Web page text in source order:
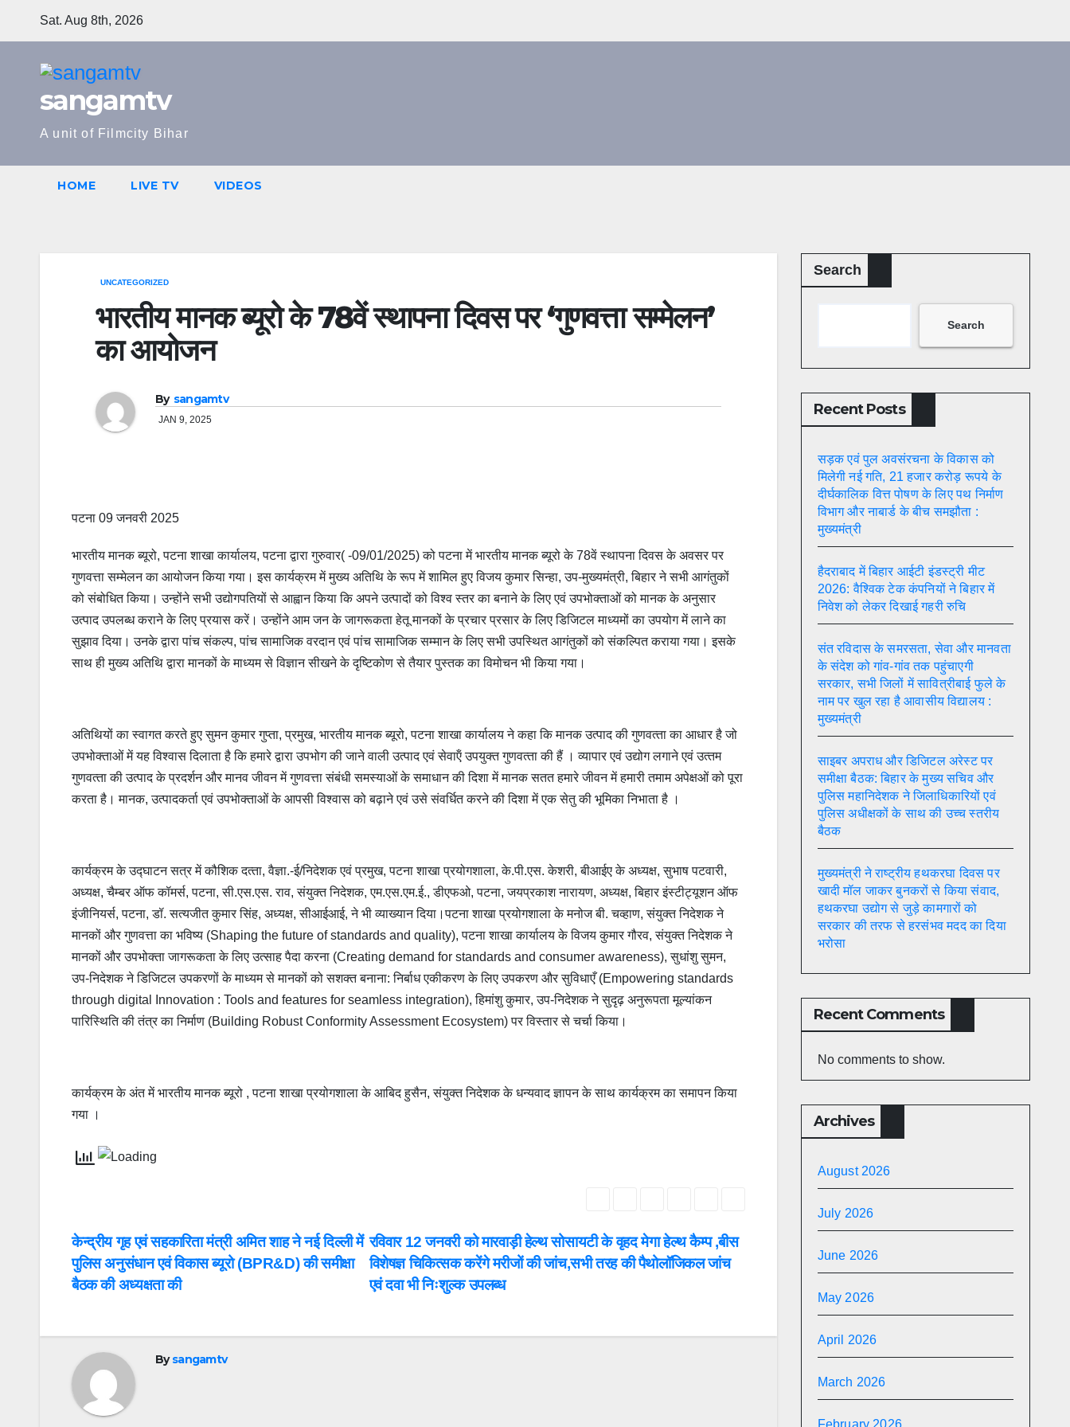
Sat. Aug 8th, 2026
sangamtv
A unit of Filmcity Bihar
HOME LIVE TV VIDEOS
UNCATEGORIZED
भारतीय मानक ब्‍यूरो के 78वें स्‍थापना दिवस पर ‘गुणवत्ता सम्मेलन’
का आयोजन
By sangamtv
JAN 9, 2025
पटना 09 जनवरी 2025
भारतीय मानक ब्‍यूरो, पटना शाखा कार्यालय, पटना द्वारा गुरुवार( -09/01/2025) को पटना में भारतीय मानक ब्‍यूरो के 78वें स्‍थापना दिवस के अवसर पर
गुणवत्ता सम्मेलन का आयोजन किया गया। इस कार्यक्रम में मुख्‍य अतिथि के रूप में शामिल हुए विजय कुमार सिन्‍हा, उप-मुख्यमंत्री, बिहार ने सभी आगंतुकों
को संबोधित किया। उन्‍होंने सभी उद्योगपतियों से आह्वान किया कि अपने उत्‍पादों को विश्‍व स्‍तर का बनाने के लिए एवं उपभोक्‍ताओं को मानक के अनुसार
उत्‍पाद उपलब्‍ध कराने के लिए प्रयास करें। उन्होंने आम जन के जागरूकता हेतू मानकों के प्रचार प्रसार के लिए डिजिटल माध्‍यमों का उपयोग में लाने का
सुझाव दिया। उनके द्वारा पांच संकल्‍प, पांच सामाजिक वरदान एवं पांच सामाजिक सम्‍मान के लिए सभी उपस्थित आगंतुकों को संकल्पित कराया गया। इसके
साथ ही मुख्‍य अतिथि द्वारा मानकों के माध्‍यम से विज्ञान सीखने के दृष्टिकोण से तैयार पुस्‍तक का विमोचन भी किया गया।
अतिथियों का स्‍वागत करते हुए सुमन कुमार गुप्‍ता, प्रमुख, भारतीय मानक ब्‍यूरो, पटना शाखा कार्यालय ने कहा कि मानक उत्‍पाद की गुणवत्‍ता का आधार है जो
उपभोक्‍ताओं में यह विश्‍वास दिलाता है कि हमारे द्वारा उपभोग की जाने वाली उत्‍पाद एवं सेवाऍं उपयुक्‍त गुणवत्‍ता की हैं । व्‍यापार एवं उद्योग लगाने एवं उत्‍तम
गुणवत्‍ता की उत्‍पाद के प्रदर्शन और मानव जीवन में गुणवत्ता संबंधी समस्‍याओं के समाधान की दिशा में मानक सतत हमारे जीवन में हमारी तमाम अपेक्षओं को पूरा
करता है। मानक, उत्‍पादकर्ता एवं उपभोक्‍ताओं के आपसी विश्‍वास को बढ़ाने एवं उसे संवर्धित करने की दिशा में एक सेतु की भूमिका निभाता है ।
कार्यक्रम के उद्घाटन सत्र में कौशिक दत्‍ता, वैज्ञा.-ई/निदेशक एवं प्रमुख, पटना शाखा प्रयोगशाला, के.पी.एस. केशरी, बीआईए के अध्यक्ष, सुभाष पटवारी,
अध्‍यक्ष, चैम्‍बर ऑफ कॉमर्स, पटना, सी.एस.एस. राव, संयुक्‍त निदेशक, एम.एस.एम.ई., डीएफओ, पटना, जयप्रकाश नारायण, अध्‍यक्ष, बिहार इंस्टीट्यूशन ऑफ
इंजीनियर्स, पटना, डॉ. सत्‍यजीत कुमार सिंह, अध्‍यक्ष, सीआईआई, ने भी व्‍याख्‍यान दिया।पटना शाखा प्रयोगशाला के मनोज बी. चव्‍हाण, संयुक्‍त निदेशक ने
मानकों और गुणवत्ता का भविष्य (Shaping the future of standards and quality), पटना शाखा कार्यालय के विजय कुमार गौरव, संयुक्‍त निदेशक ने
मानकों और उपभोक्ता जागरूकता के लिए उत्‍साह पैदा करना (Creating demand for standards and consumer awareness), सुधांशु सुमन,
उप-निदेशक ने डिजिटल उपकरणों के माध्यम से मानकों को सशक्त बनाना: निर्बाध एकीकरण के लिए उपकरण और सुविधाएँ (Empowering standards
through digital Innovation : Tools and features for seamless integration), हिमांशु कुमार, उप-निदेशक ने सुदृढ़ अनुरूपता मूल्यांकन
पारिस्थिति की तंत्र का निर्माण (Building Robust Conformity Assessment Ecosystem) पर विस्‍तार से चर्चा किया।
कार्यक्रम के अंत में भारतीय मानक ब्‍यूरो , पटना शाखा प्रयोगशाला के आबिद हुसैन, संयुक्‍त निदेशक के धन्‍यवाद ज्ञापन के साथ कार्यक्रम का समापन किया
गया ।
Post
navigation
रविवार 12 जनवरी को मारवाड़ी हेल्थ सोसायटी के वृहद मेगा हेल्थ कैम्प ,बीस
विशेषज्ञ चिकित्सक करेंगे मरीजों की जांच,सभी तरह की पैथोलॉजिकल जांच
एवं दवा भी निःशुल्क उपलब्ध
केन्द्रीय गृह एवं सहकारिता मंत्री अमित शाह ने नई दिल्ली में
पुलिस अनुसंधान एवं विकास ब्यूरो (BPR&D) की समीक्षा
बैठक की अध्यक्षता की
Bysangamtv
Search
Search
Recent Posts
सड़क एवं पुल अवसंरचना के विकास को
मिलेगी नई गति, 21 हजार करोड़ रूपये के
दीर्घकालिक वित्त पोषण के लिए पथ निर्माण
विभाग और नाबार्ड के बीच समझौता :
मुख्यमंत्री
हैदराबाद में बिहार आईटी इंडस्ट्री मीट
2026: वैश्विक टेक कंपनियों ने बिहार में
निवेश को लेकर दिखाई गहरी रुचि
संत रविदास के समरसता, सेवा और मानवता
के संदेश को गांव-गांव तक पहुंचाएगी
सरकार, सभी जिलों में सावित्रीबाई फुले के
नाम पर खुल रहा है आवासीय विद्यालय :
मुख्यमंत्री
साइबर अपराध और डिजिटल अरेस्ट पर
समीक्षा बैठक: बिहार के मुख्य सचिव और
पुलिस महानिदेशक ने जिलाधिकारियों एवं
पुलिस अधीक्षकों के साथ की उच्च स्तरीय
बैठक
मुख्यमंत्री ने राष्ट्रीय हथकरघा दिवस पर
खादी मॉल जाकर बुनकरों से किया संवाद,
हथकरघा उद्योग से जुड़े कामगारों को
सरकार की तरफ से हरसंभव मदद का दिया
भरोसा
Recent Comments
No comments to show.
Archives
August 2026
July 2026
June 2026
May 2026
April 2026
March 2026
February 2026